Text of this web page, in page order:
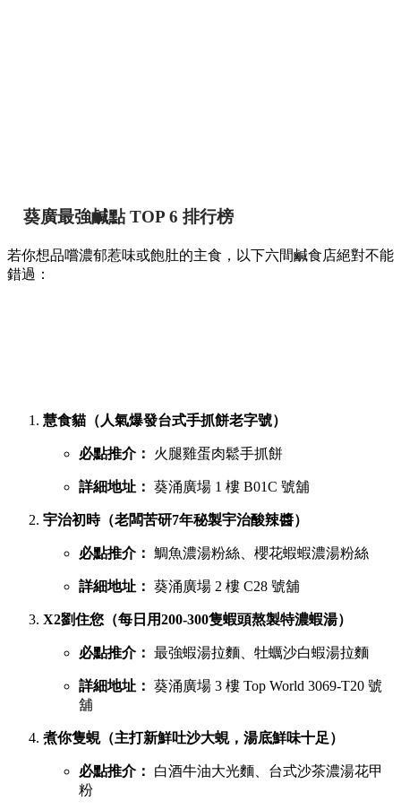
葵廣最強鹹點 TOP 6 排行榜
若你想品嚐濃郁惹味或飽肚的主食，以下六間鹹食店絕對不能
錯過：
慧食貓（人氣爆發台式手抓餅老字號）
必點推介： 火腿雞蛋肉鬆手抓餅
詳細地址： 葵涌廣場 1 樓 B01C 號舖
宇治初時（老闆苦研7年秘製宇治酸辣醬）
必點推介： 鯛魚濃湯粉絲、櫻花蝦蝦濃湯粉絲
詳細地址： 葵涌廣場 2 樓 C28 號舖
X2劉住您（每日用200-300隻蝦頭熬製特濃蝦湯）
必點推介： 最強蝦湯拉麵、牡蠣沙白蝦湯拉麵
詳細地址： 葵涌廣場 3 樓 Top World 3069-T20 號
舖
煮你隻蜆（主打新鮮吐沙大蜆，湯底鮮味十足）
必點推介：
白酒牛油大光麵、台式沙茶濃湯花甲
粉